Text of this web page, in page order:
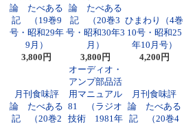
論 たべある
記 （19巻9
号・昭和29年
9月）
3,800円
論 たべある
記 （20巻3
号・昭和30年3
月）
3,800円
ひまわり（4巻
10号・昭和25
年10月号）
4,200円
月刊食味評
論 たべある
記 （20巻2
オーディオ・
アンプ部品活
用マニュアル
81 （ラジオ
技術 1981年
月刊食味評
論 たべある
記 （20巻4